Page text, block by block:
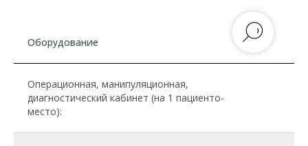
Оборудование
Операционная, манипуляционная,
диагностический кабинет (на 1 пациенто-
место):